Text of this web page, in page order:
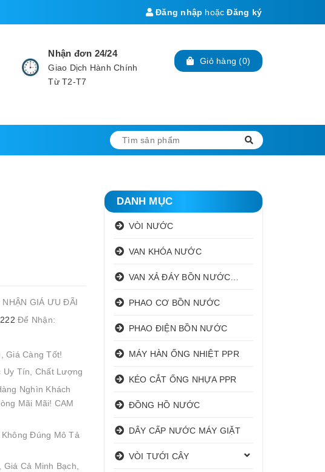
Đăng nhập hoặc Đăng ký
Nhận đơn 24/24
Giao Dịch Hành Chính
Từ T2-T7
Giỏ hàng (0)
NHẬN GIÁ ƯU ĐÃI
Để Nhận:
Giá Càng Tốt!
Tín, Chất Lượng
Nghìn Khách
Mãi Mãi! CAM
Đúng Mô Tả
Cả Minh Bạch,
DANH MỤC
VÒI NƯỚC
VAN KHÓA NƯỚC
PHAO CƠ BỒN NƯỚC
PHAO ĐIỆN BỒN NƯỚC
MÁY HÀN ỐNG NHIỆT PPR
KÉO CẮT ỐNG NHỰA PPR
ĐỒNG HỒ NƯỚC
DÂY CẤP NƯỚC MÁY GIẶT
VÒI TƯỚI CÂY